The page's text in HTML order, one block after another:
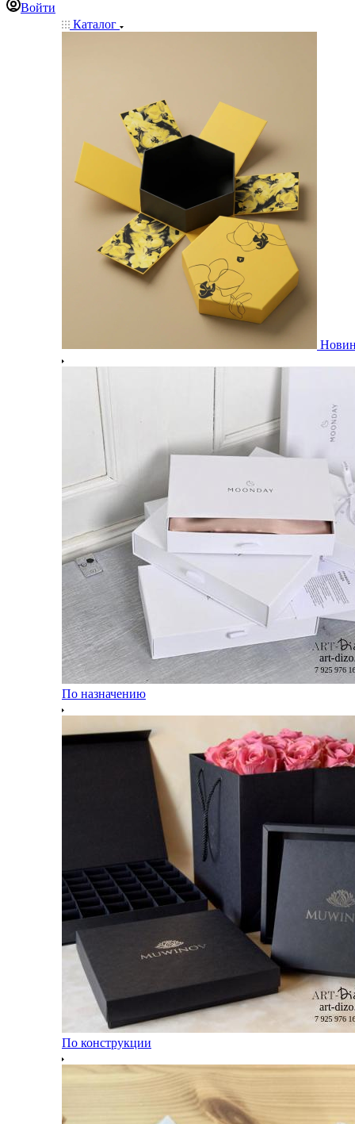
Войти
Каталог
По назначению
По конструкции